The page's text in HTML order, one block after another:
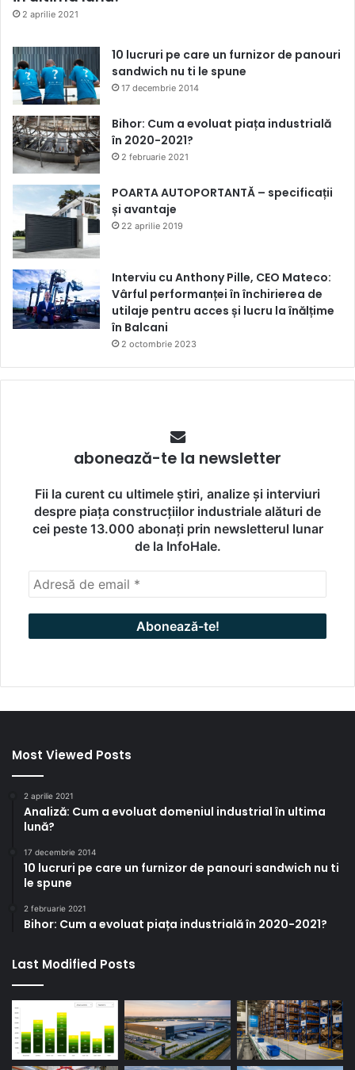
2 aprilie 2021
10 lucruri pe care un furnizor de panouri
sandwich nu ti le spune
17 decembrie 2014
Bihor: Cum a evoluat piața industrială
în 2020-2021?
2 februarie 2021
POARTA AUTOPORTANTĂ – specificații
și avantaje
22 aprilie 2019
Interviu cu Anthony Pille, CEO Mateco:
Vârful performanței în închirierea de
utilaje pentru acces și lucru la înălțime
în Balcani
2 octombrie 2023
abonează-te la newsletter
Fii la curent cu ultimele știri, analize și interviuri
despre piața construcțiilor industriale alături de
cei peste 13.000 abonați prin newsletterul lunar
de la InfoHale.
Most Viewed Posts
2 aprilie 2021
Analiză: Cum a evoluat domeniul industrial în ultima
lună?
17 decembrie 2014
10 lucruri pe care un furnizor de panouri sandwich nu ti
le spune
2 februarie 2021
Bihor: Cum a evoluat piața industrială în 2020-2021?
Last Modified Posts